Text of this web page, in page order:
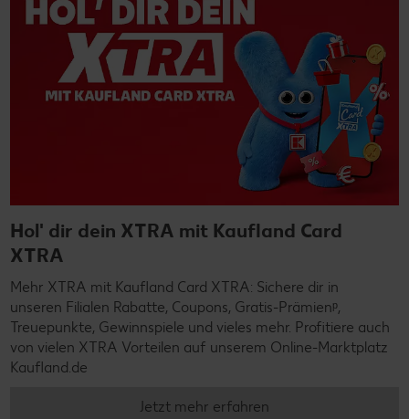
Hol' dir dein XTRA mit Kaufland Card
XTRA
Mehr XTRA mit Kaufland Card XTRA: Sichere dir in
unseren Filialen Rabatte, Coupons, Gratis-Prämienᵖ,
Treuepunkte, Gewinnspiele und vieles mehr. Profitiere auch
von vielen XTRA Vorteilen auf unserem Online-Marktplatz
Kaufland.de
Jetzt mehr erfahren